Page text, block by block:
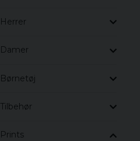
Herrer
Damer
Børnetøj
Tilbehør
Prints